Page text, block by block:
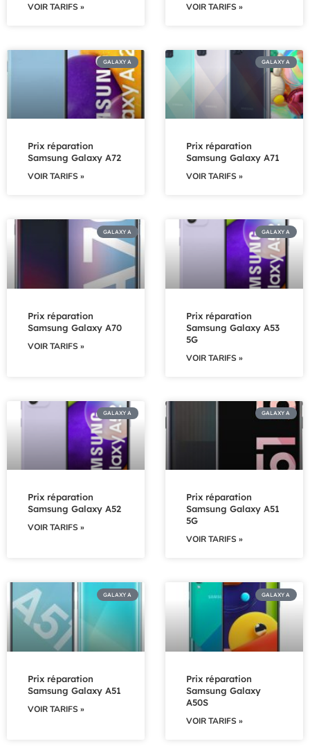
VOIR TARIFS » VOIR TARIFS »
GALAXY A
Prix réparation
Samsung Galaxy A72
VOIR TARIFS »
GALAXY A
Prix réparation
Samsung Galaxy A71
VOIR TARIFS »
GALAXY A
Prix réparation
Samsung Galaxy A70
VOIR TARIFS »
GALAXY A
Prix réparation
Samsung Galaxy A53
5G
VOIR TARIFS »
GALAXY A
Prix réparation
Samsung Galaxy A52
VOIR TARIFS »
GALAXY A
Prix réparation
Samsung Galaxy A51
5G
VOIR TARIFS »
GALAXY A
Prix réparation
Samsung Galaxy A51
VOIR TARIFS »
GALAXY A
Prix réparation
Samsung Galaxy
A50S
VOIR TARIFS »